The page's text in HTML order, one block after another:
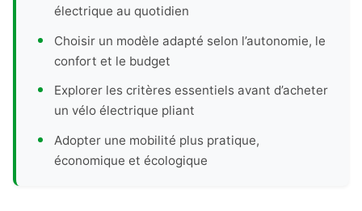
électrique au quotidien
Choisir un modèle adapté selon l’autonomie, le
confort et le budget
Explorer les critères essentiels avant d’acheter
un vélo électrique pliant
Adopter une mobilité plus pratique,
économique et écologique